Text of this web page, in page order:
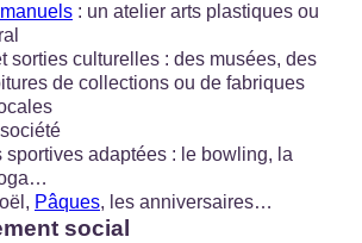
: un atelier arts plastiques ou
sorties culturelles : des musées, des
de collections ou de fabriques
sportives adaptées : le bowling, la
Pâques, les anniversaires…
social